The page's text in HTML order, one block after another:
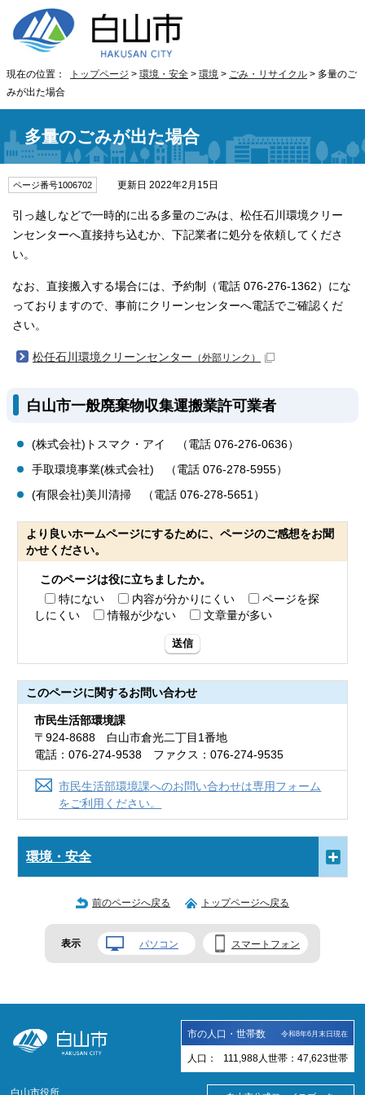
現在の位置： トップページ > 環境・安全 > 環境 > ごみ・リサイクル > 多量のご
みが出た場合
多量のごみが出た場合
ページ番号1006702 更新日 2022年2月15日
引っ越しなどで一時的に出る多量のごみは、松任石川環境クリー
ンセンターへ直接持ち込むか、下記業者に処分を依頼してくださ
い。
なお、直接搬入する場合には、予約制（電話 076-276-1362）にな
っておりますので、事前にクリーンセンターへ電話でご確認くだ
さい。
松任石川環境クリーンセンター （外部リンク）
白山市一般廃棄物収集運搬業許可業者
(株式会社)トスマク・アイ （電話 076-276-0636）
手取環境事業(株式会社) （電話 076-278-5955）
(有限会社)美川清掃 （電話 076-278-5651）
より良いホームページにするために、ページのご感想をお聞
かせください。
このページは役に立ちましたか。
特にない
内容が分かりにくい
ページを探
しにくい
情報が少ない 文章量が多い
送信
このページに関するお問い合わせ
市民生活部環境課
〒924-8688 白山市倉光二丁目1番地
電話：076-274-9538 ファクス：076-274-9535
市民生活部環境課へのお問い合わせは専用フォーム
をご利用ください。
環境・安全
前のページへ戻る トップページへ戻る
表示 パソコン スマートフォン
市の人口・世帯数 令和8年6月末日現在
人口： 111,988 人 世帯： 47,623世帯
白山市役所